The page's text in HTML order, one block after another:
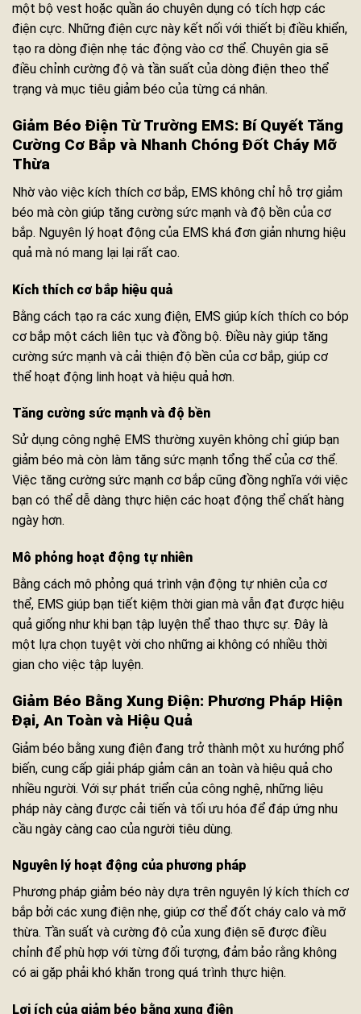
một bộ vest hoặc quần áo chuyên dụng có tích hợp các
điện cực. Những điện cực này kết nối với thiết bị điều khiển,
tạo ra dòng điện nhẹ tác động vào cơ thể. Chuyên gia sẽ
điều chỉnh cường độ và tần suất của dòng điện theo thể
trạng và mục tiêu giảm béo của từng cá nhân.
Giảm Béo Điện Từ Trường EMS: Bí Quyết Tăng
Cường Cơ Bắp và Nhanh Chóng Đốt Cháy Mỡ
Thừa
Nhờ vào việc kích thích cơ bắp, EMS không chỉ hỗ trợ giảm
béo mà còn giúp tăng cường sức mạnh và độ bền của cơ
bắp. Nguyên lý hoạt động của EMS khá đơn giản nhưng hiệu
quả mà nó mang lại lại rất cao.
Kích thích cơ bắp hiệu quả
Bằng cách tạo ra các xung điện, EMS giúp kích thích co bóp
cơ bắp một cách liên tục và đồng bộ. Điều này giúp tăng
cường sức mạnh và cải thiện độ bền của cơ bắp, giúp cơ
thể hoạt động linh hoạt và hiệu quả hơn.
Tăng cường sức mạnh và độ bền
Sử dụng công nghệ EMS thường xuyên không chỉ giúp bạn
giảm béo mà còn làm tăng sức mạnh tổng thể của cơ thể.
Việc tăng cường sức mạnh cơ bắp cũng đồng nghĩa với việc
bạn có thể dễ dàng thực hiện các hoạt động thể chất hàng
ngày hơn.
Mô phỏng hoạt động tự nhiên
Bằng cách mô phỏng quá trình vận động tự nhiên của cơ
thể, EMS giúp bạn tiết kiệm thời gian mà vẫn đạt được hiệu
quả giống như khi bạn tập luyện thể thao thực sự. Đây là
một lựa chọn tuyệt vời cho những ai không có nhiều thời
gian cho việc tập luyện.
Giảm Béo Bằng Xung Điện: Phương Pháp Hiện
Đại, An Toàn và Hiệu Quả
Giảm béo bằng xung điện đang trở thành một xu hướng phổ
biến, cung cấp giải pháp giảm cân an toàn và hiệu quả cho
nhiều người. Với sự phát triển của công nghệ, những liệu
pháp này càng được cải tiến và tối ưu hóa để đáp ứng nhu
cầu ngày càng cao của người tiêu dùng.
Nguyên lý hoạt động của phương pháp
Phương pháp giảm béo này dựa trên nguyên lý kích thích cơ
bắp bởi các xung điện nhẹ, giúp cơ thể đốt cháy calo và mỡ
thừa. Tần suất và cường độ của xung điện sẽ được điều
chỉnh để phù hợp với từng đối tượng, đảm bảo rằng không
có ai gặp phải khó khăn trong quá trình thực hiện.
Lợi ích của giảm béo bằng xung điện